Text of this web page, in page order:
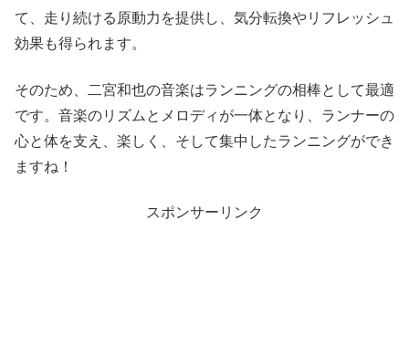
て、走り続ける原動力を提供し、気分転換やリフレッシュ
効果も得られます。
そのため、二宮和也の音楽はランニングの相棒として最適
です。音楽のリズムとメロディが一体となり、ランナーの
心と体を支え、楽しく、そして集中したランニングができ
ますね！
スポンサーリンク